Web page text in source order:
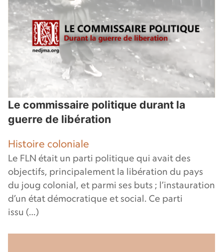
Le commissaire politique durant la
guerre de libération
Histoire coloniale
Le FLN était un parti politique qui avait des
objectifs, principalement la libération du pays
du joug colonial, et parmi ses buts ; l’instauration
d’un état démocratique et social. Ce parti
issu (…)